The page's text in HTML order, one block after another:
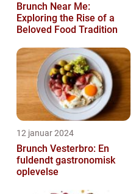
Brunch Near Me:
Exploring the Rise of a
Beloved Food Tradition
12 januar 2024
Brunch Vesterbro: En
fuldendt gastronomisk
oplevelse